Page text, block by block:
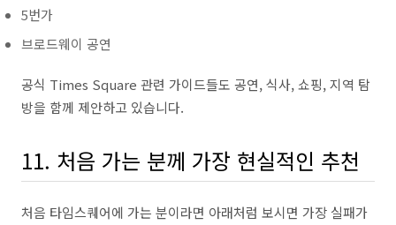
5번가
브로드웨이 공연
공식 Times Square 관련 가이드들도 공연, 식사, 쇼핑, 지역 탐
방을 함께 제안하고 있습니다.
11. 처음 가는 분께 가장 현실적인 추천
처음 타임스퀘어에 가는 분이라면 아래처럼 보시면 가장 실패가